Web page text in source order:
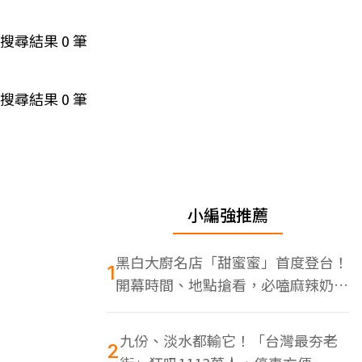
搜尋結果0筆
搜尋結果0筆
小編強推薦
1黑白大廚名店「甜蜜蜜」首度登台！
開幕時間、地點搶看，必嗑麻辣奶油
蝦
2九份、淡水都輸它！「台灣最夯老